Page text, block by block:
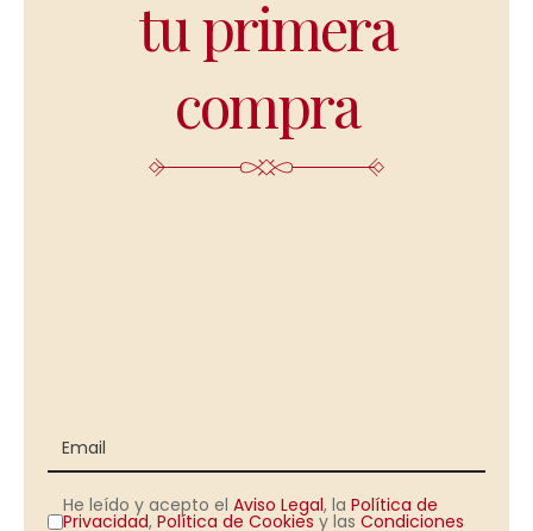
tu primera
compra
He leído y acepto el Aviso Legal, la Política de
Privacidad, Política de Cookies y las Condiciones